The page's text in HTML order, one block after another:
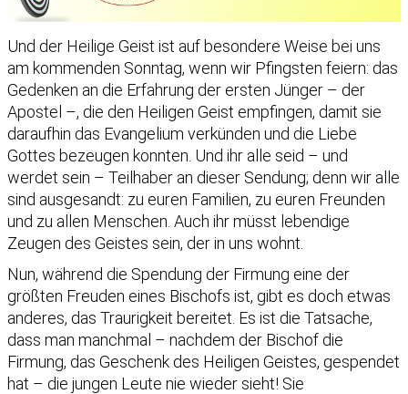
Und der Heilige Geist ist auf besondere Weise bei uns
am kommenden Sonntag, wenn wir Pfingsten feiern: das
Gedenken an die Erfahrung der ersten Jünger – der
Apostel –, die den Heiligen Geist empfingen, damit sie
daraufhin das Evangelium verkünden und die Liebe
Gottes bezeugen konnten. Und ihr alle seid – und
werdet sein – Teilhaber an dieser Sendung; denn wir alle
sind ausgesandt: zu euren Familien, zu euren Freunden
und zu allen Menschen. Auch ihr müsst lebendige
Zeugen des Geistes sein, der in uns wohnt.
Nun, während die Spendung der Firmung eine der
größten Freuden eines Bischofs ist, gibt es doch etwas
anderes, das Traurigkeit bereitet. Es ist die Tatsache,
dass man manchmal – nachdem der Bischof die
Firmung, das Geschenk des Heiligen Geistes, gespendet
hat – die jungen Leute nie wieder sieht! Sie